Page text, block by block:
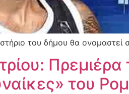
του δήμου θα ονομαστεί
του